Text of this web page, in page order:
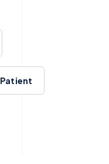
Patient